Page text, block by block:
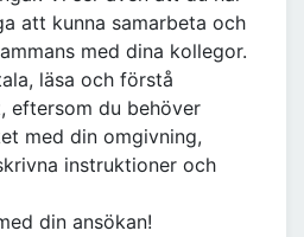
att kunna samarbeta och
med dina kollegor.
läsa och förstå
eftersom du behöver
med din omgivning,
instruktioner och
din ansökan!